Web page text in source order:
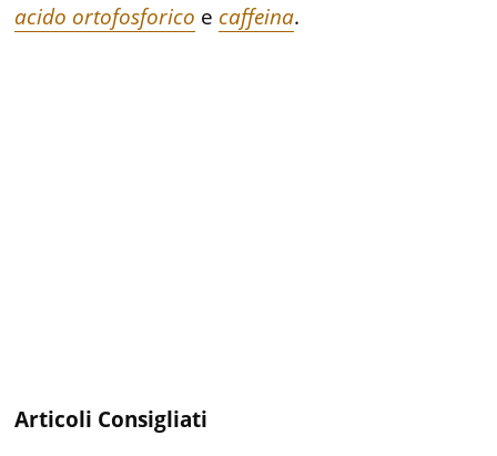
acido ortofosforico e caffeina.
Articoli Consigliati